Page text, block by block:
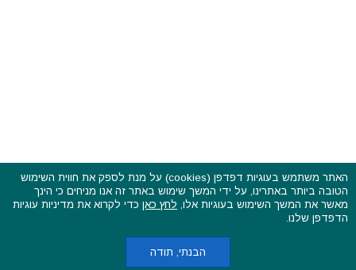
פסטיבלים וקרנבלים בעולם - כל הזכויות שמורות © 2015 - 2026
בשותפות עםCarniFest Online
מדיניות עוגיות (קוקיס)
האתר משתמש בעוגיות דפדפן (cookies) על מנת לספק את חווית השימוש
הטובה ביותר באתרינו, על ידי המשך שימוש באתר זה אנו מניחים כי הינך
מאשר את המשך השימוש בעוגיות אלו, לחץ כאן כדי לקרוא את מדיניות עוגיות
הדפדפן שלנו.